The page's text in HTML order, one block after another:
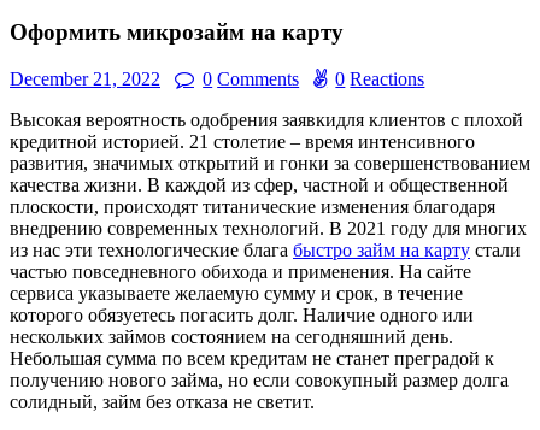
Оформить микрозайм на карту
December 21, 2022 0 Comments 0 Reactions
Высокая вероятность одобрения заявкидля клиентов с плохой
кредитной историей. 21 столетие – время интенсивного
развития, значимых открытий и гонки за совершенствованием
качества жизни. В каждой из сфер, частной и общественной
плоскости, происходят титанические изменения благодаря
внедрению современных технологий. В 2021 году для многих
из нас эти технологические блага быстро займ на карту стали
частью повседневного обихода и применения. На сайте
сервиса указываете желаемую сумму и срок, в течение
которого обязуетесь погасить долг. Наличие одного или
нескольких займов состоянием на сегодняшний день.
Небольшая сумма по всем кредитам не станет преградой к
получению нового займа, но если совокупный размер долга
солидный, займ без отказа не светит.